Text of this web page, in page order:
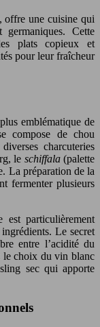
offre une cuisine qui
Cette
plats copieux et
pour leur fraîcheur
emblématique de
compose de chou
charcuteries
le schiffala(palette
La préparation de la
fermenter plusieurs
est particulièrement
Le secret
entre l’acidité du
le choix du vin blanc
sec qui apporte